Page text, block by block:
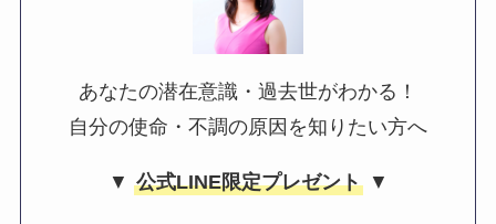
あなたの潜在意識・過去世がわかる！
自分の使命・不調の原因を知りたい方へ
▼ 公式LINE限定プレゼント▼